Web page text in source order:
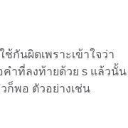
กันผิดเพราะเข้าใจว่า
คำที่ลงท้ายด้วย s แล้วนั้น
ก็พอ ตัวอย่างเช่น